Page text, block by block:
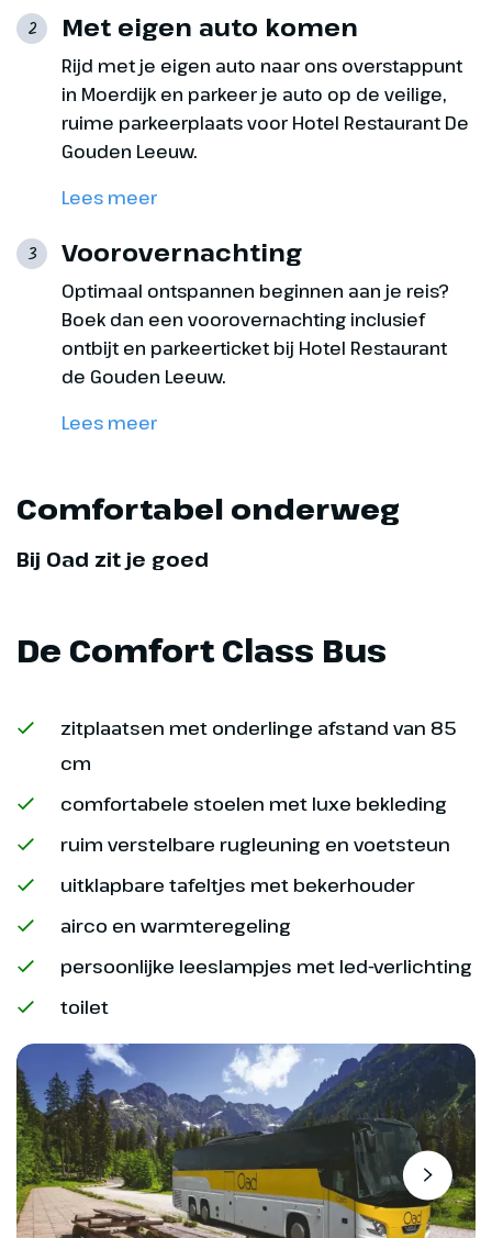
Naar huis
We krijgen vandaag een
ontbijtpakketje mee vanuit het
hotel, omdat we vroeg
vertrekken richting Dover. In
Dover gaan we aan boord van de
Frankrijk. Voordat we vanuit het
overstappunt huiswaarts keren,
genieten we nog van een 3-
gangen afscheidsdiner.
(€) = bijkomende entreegelden
2 Met eigen auto komen
Rijd met je eigen auto naar ons overstappunt
in Moerdijk en parkeer je auto op de veilige,
ruime parkeerplaats voor Hotel Restaurant De
Gouden Leeuw.
Lees meer
3 Voorovernachting
Optimaal ontspannen beginnen aan je reis?
Boek dan een voorovernachting inclusief
ontbijt en parkeerticket bij Hotel Restaurant
de Gouden Leeuw.
Lees meer
Comfortabel onderweg
Bij Oad zit je goed
De Comfort Class Bus
zitplaatsen met onderlinge afstand van 85
cm
comfortabele stoelen met luxe bekleding
ruim verstelbare rugleuning en voetsteun
uitklapbare tafeltjes met bekerhouder
airco en warmteregeling
persoonlijke leeslampjes met led-verlichting
toilet